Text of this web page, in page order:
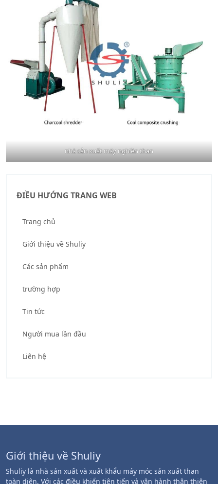
ĐIỀU HƯỚNG TRANG WEB
Trang chủ
Giới thiệu về Shuliy
Các sản phẩm
trường hợp
Tin tức
Người mua lần đầu
Liên hệ
nhà sản xuất máy nghiền than
Giới thiệu về Shuliy
Shuliy là nhà sản xuất và xuất khẩu máy móc sản xuất than
toàn diện. Với các điều khiển tiên tiến và vận hành thân thiện